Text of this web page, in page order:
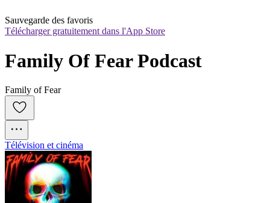
Sauvegarde des favoris
Télécharger gratuitement dans l'App Store
Family Of Fear Podcast
Family of Fear
Télévision et cinéma